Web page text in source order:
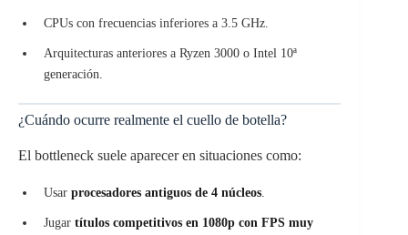
CPUs con frecuencias inferiores a 3.5 GHz.
Arquitecturas anteriores a Ryzen 3000 o Intel 10ª
generación.
¿Cuándo ocurre realmente el cuello de botella?
El bottleneck suele aparecer en situaciones como:
Usar procesadores antiguos de 4 núcleos
Jugar títulos competitivos en 1080p con FPS muy